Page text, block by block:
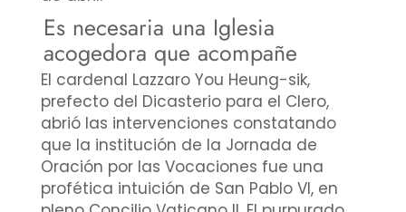
Es necesaria una Iglesia
acogedora que acompañe
El cardenal Lazzaro You Heung-sik,
prefecto del Dicasterio para el Clero,
abrió las intervenciones constatando
que la institución de la Jornada de
Oración por las Vocaciones fue una
profética intuición de San Pablo VI, en